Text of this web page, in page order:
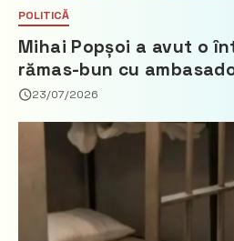
POLITICĂ
Mihai Popșoi a avut o
rămas-bun cu
Țărilor de Jos, Fred Duijn
23/07/2026